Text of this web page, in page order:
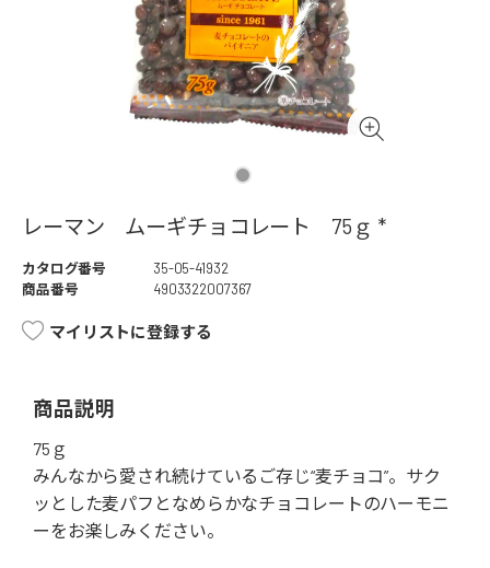
レーマン ムーギチョコレート 75ｇ *
カタログ番号
35-05-41932
商品番号
4903322007367
マイリストに登録する
商品説明
75ｇ
みんなから愛され続けているご存じ“麦チョコ”。サク
ッとした麦パフとなめらかなチョコレートのハーモニ
ーをお楽しみください。